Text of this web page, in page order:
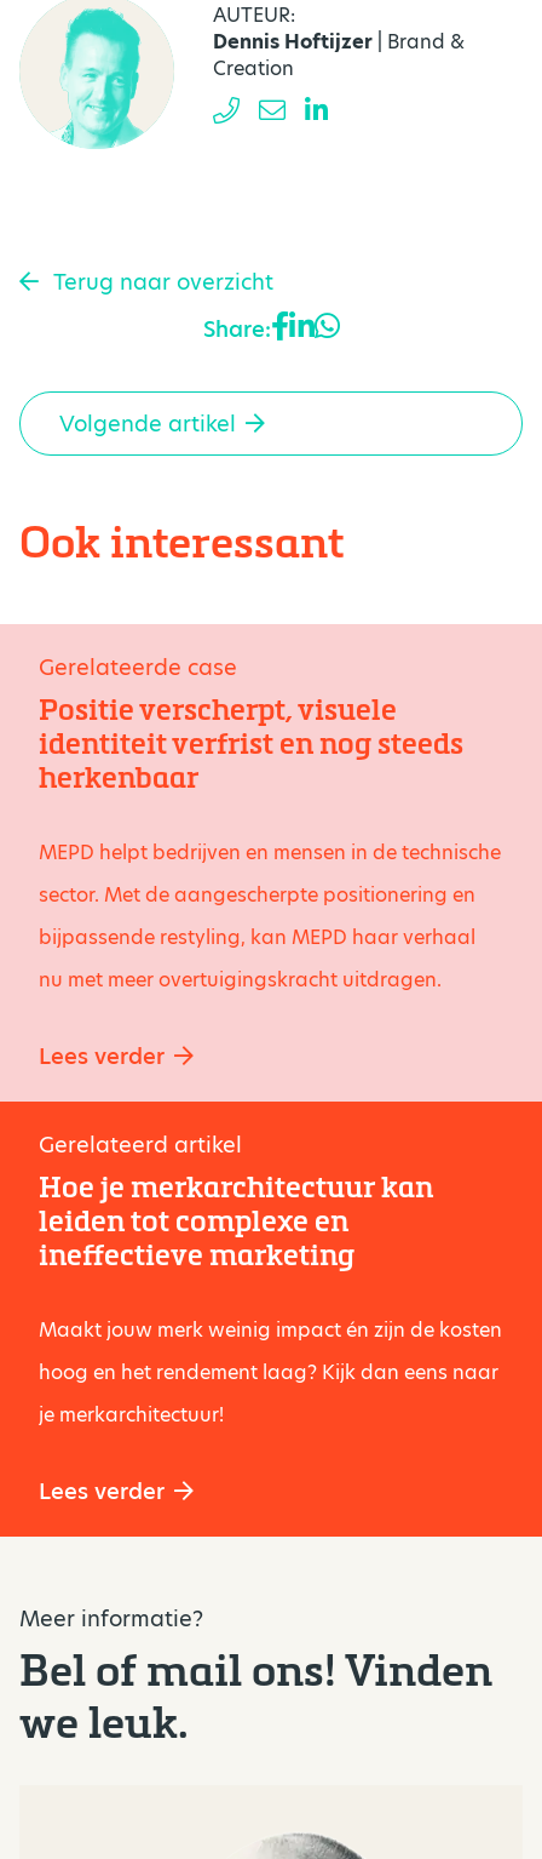
AUTEUR:
Dennis Hoftijzer | Brand &
Creation
Terug naar overzicht
Volgende artikel
Share:
Ook interessant
Gerelateerde case
Positie verscherpt, visuele
identiteit verfrist en nog steeds
herkenbaar
MEPD helpt bedrijven en mensen in de technische
sector. Met de aangescherpte positionering en
bijpassende restyling, kan MEPD haar verhaal
nu met meer overtuigingskracht uitdragen.
Lees verder
Gerelateerd artikel
Hoe je merkarchitectuur kan
leiden tot complexe en
ineffectieve marketing
Maakt jouw merk weinig impact én zijn de kosten
hoog en het rendement laag? Kijk dan eens naar
je merkarchitectuur!
Lees verder
Meer informatie?
Bel of mail ons! Vinden
we leuk.